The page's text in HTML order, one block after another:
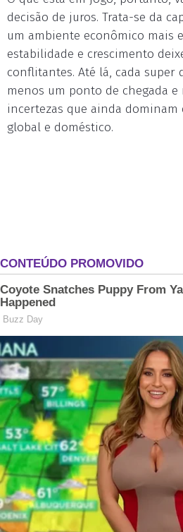
decisão de juros. Trata-se da
um ambiente econômico mais
estabilidade e crescimento
conflitantes. Até lá, cada super
menos um ponto de chegada
incertezas que ainda
global e doméstico.